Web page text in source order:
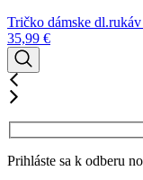
Tričko dámske
35,99 €
Prihláste sa k odberu